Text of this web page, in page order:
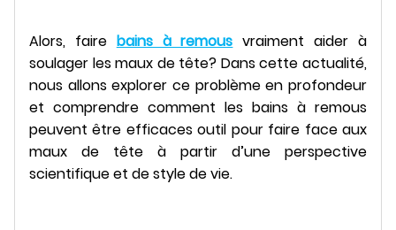
Alors, faire bains à remous vraiment aider à
soulager les maux de tête? Dans cette actualité,
nous allons explorer ce problème en profondeur
et comprendre comment les bains à remous
peuvent être efficaces outil pour faire face aux
maux de tête à partir d’une perspective
scientifique et de style de vie.